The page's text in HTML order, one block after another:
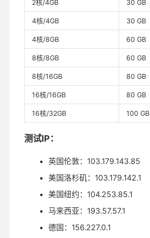
2核/4GB 30 GB
4核/4GB 30 GB
4核/8GB 60 GB
8核/8GB 60 GB
8核/16GB 80 GB
16核/16GB 80 GB
16核/32GB 100 GB
测试IP：
英国伦敦：103.179.143.85
美国洛杉矶：103.179.142.1
美国纽约：104.253.85.1
马来西亚：193.57.57.1
德国：156.227.0.1